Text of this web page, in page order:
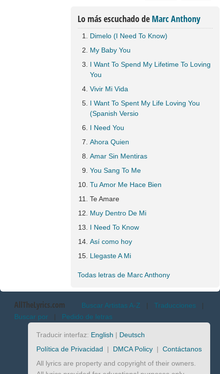
Lo más escuchado de Marc Anthony
Dimelo (I Need To Know)
My Baby You
I Want To Spend My Lifetime To Loving
You
Vivir Mi Vida
I Want To Spent My Life Loving You
(Spanish Versio
I Need You
Ahora Quien
Amar Sin Mentiras
You Sang To Me
Tu Amor Me Hace Bien
Te Amare
Muy Dentro De Mi
I Need To Know
Así como hoy
Llegaste A Mi
Todas letras de Marc Anthony
AllTheLyrics.com Buscar Artistas A-Z | Traducciones |
Buscar por | Pedido de letras
Traducir interfaz: English | Deutsch
Política de Privacidad | DMCA Policy | Contáctanos
All lyrics are property and copyright of their owners.